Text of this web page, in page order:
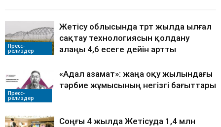
Пресс-
релиздер
Жетісу облысында төрт жылда ылғал
сақтау технологиясын қолдану
алаңы 4,6 есеге дейін артты
Пресс-
релиздер
«Адал азамат»: жаңа оқу жылындағы
тәрбие жұмысының негізгі бағыттары
Соңғы 4 жылда Жетісуда 1,4 млн